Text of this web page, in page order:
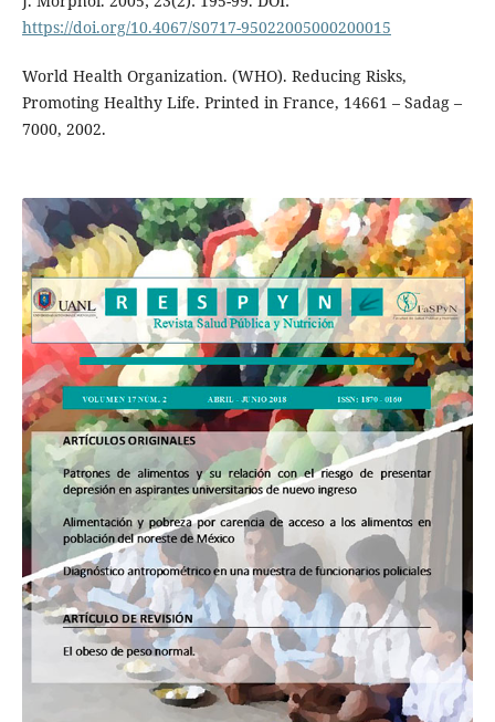
https://doi.org/10.4067/S0717-95022005000200015
World Health Organization. (WHO). Reducing Risks,
Promoting Healthy Life. Printed in France, 14661 – Sadag –
7000, 2002.